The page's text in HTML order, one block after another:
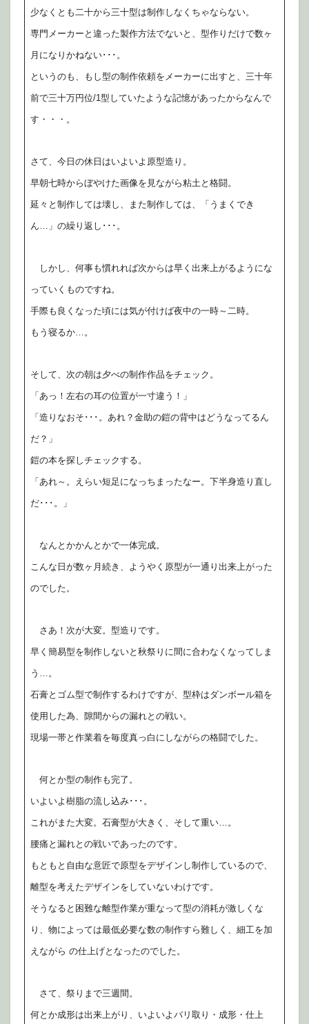
少なくとも二十から三十型は制作しなくちゃならない。
専門メーカーと違った製作方法でないと、型作りだけで数ヶ
月になりかねない･･･。
というのも、もし型の制作依頼をメーカーに出すと、三十年
前で三十万円位/1型していたような記憶があったからなんで
す・・・。
さて、今日の休日はいよいよ原型造り。
早朝七時からぼやけた画像を見ながら粘土と格闘。
延々と制作しては壊し、また制作しては、「うまくでき
ん…」の繰り返し･･･。
しかし、何事も慣れれば次からは早く出来上がるようにな
っていくものですね。
手際も良くなった頃には気が付けば夜中の一時～二時。
もう寝るか…。
そして、次の朝は夕べの制作作品をチェック。
「あっ！左右の耳の位置が一寸違う！」
「造りなおそ･･･。あれ？金助の鎧の背中はどうなってるん
だ？」
鎧の本を探しチェックする。
「あれ～。えらい短足になっちまったなー。下半身造り直し
だ･･･。」
なんとかかんとかで一体完成。
こんな日が数ヶ月続き、ようやく原型が一通り出来上がった
のでした。
さあ！次が大変。型造りです。
早く簡易型を制作しないと秋祭りに間に合わなくなってしま
う…。
石膏とゴム型で制作するわけですが、型枠はダンボール箱を
使用した為、隙間からの漏れとの戦い。
現場一帯と作業着を毎度真っ白にしながらの格闘でした。
何とか型の制作も完了。
いよいよ樹脂の流し込み･･･。
これがまた大変。石膏型が大きく、そして重い…。
腰痛と漏れとの戦いであったのです。
もともと自由な意匠で原型をデザインし制作しているので、
離型を考えたデザインをしていないわけです。
そうなると困難な離型作業が重なって型の消耗が激しくな
り、物によっては最低必要な数の制作すら難しく、細工を加
えながら の仕上げとなったのでした。
さて、祭りまで三週間。
何とか成形は出来上がり、いよいよバリ取り・成形・仕上